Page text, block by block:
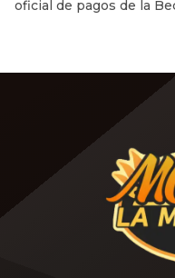
oficial de pagos de la
podrán prepararse para
Bienestar anunciara
calendario oficial de
de la Beca de Apoyo
Uniformes y […]